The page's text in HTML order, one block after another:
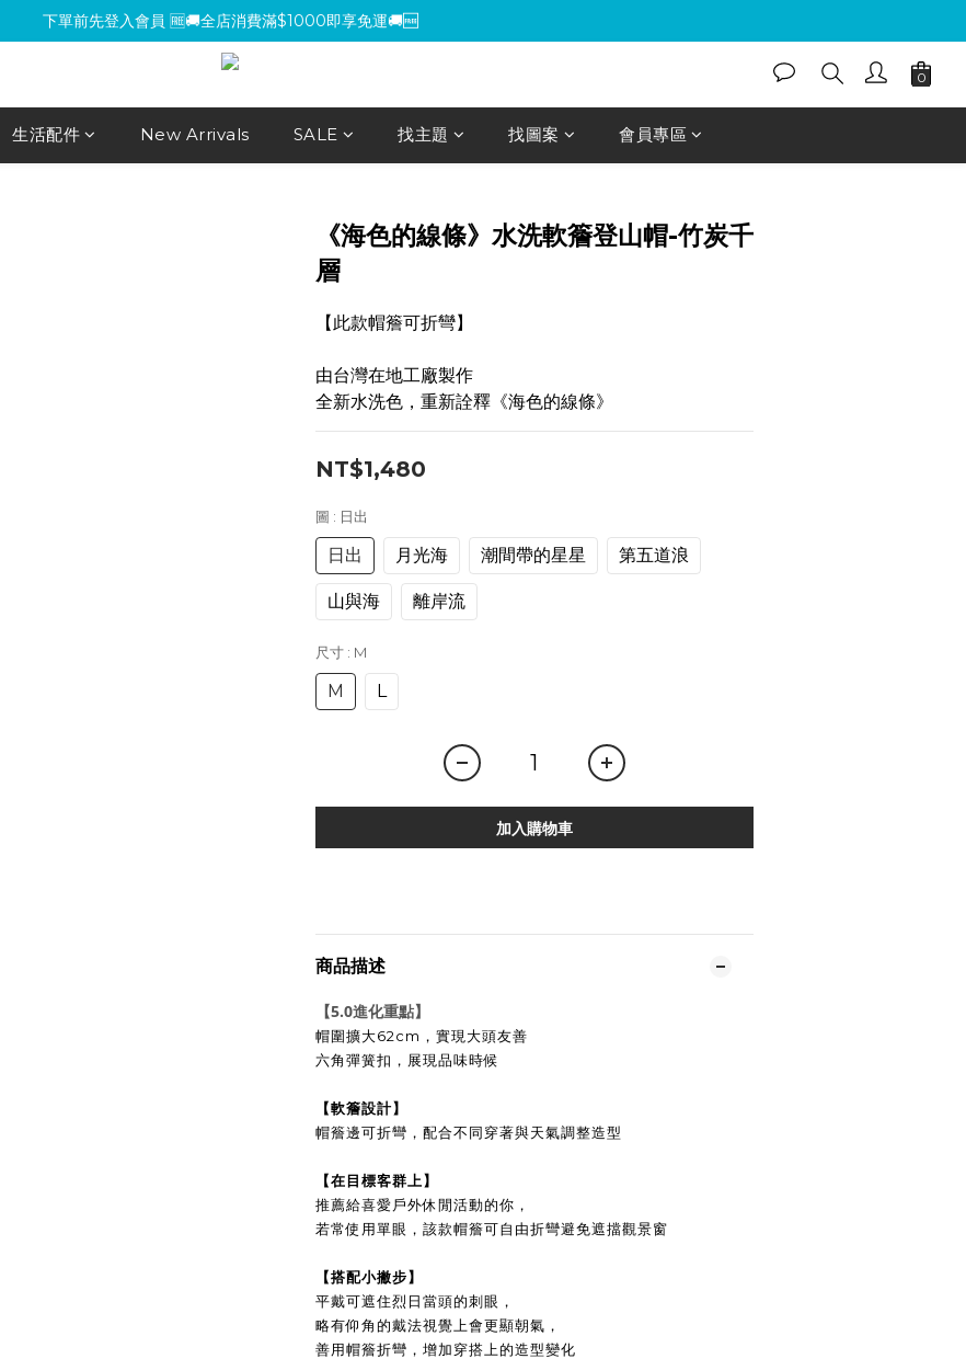
下單前先登入會員 🆓🚚全店消費滿$1000即享免運🚚🆓
下單前先登入會員 🆓🚚全店消費滿$1000即享免運🚚🆓
【環保杯套優惠】指定系列任選 2 件 即減 NT$200 ，買越多省越多！
【買包送氈】購買小方包、mini包系列，即贈魔鬼氈（隨機款式）
下單前先登入會員 🆓🚚全店消費滿$1000即享免運🚚🆓
生活配件 New Arrivals SALE 找主題 找圖案 會員專區
《海色的線條》水洗軟簷登山帽-竹炭千
層
【此款帽簷可折彎】
由台灣在地工廠製作
全新水洗色，重新詮釋《海色的線條》
NT$1,480
圖 : 日出
日出 月光海 潮間帶的星星 第五道浪
山與海 離岸流
尺寸 : M
M L
加入購物車
商品描述
【5.0進化重點】
帽圍擴大62cm，實現大頭友善
六角彈簧扣，展現品味時候
【軟簷設計】
帽簷邊可折彎，配合不同穿著與天氣調整造型
【在目標客群上】
推薦給喜愛戶外休閒活動的你，
若常使用單眼，該款帽簷可自由折彎避免遮擋觀景窗
【搭配小撇步】
平戴可遮住烈日當頭的刺眼，
略有仰角的戴法視覺上會更顯朝氣，
善用帽簷折彎，增加穿搭上的造型變化